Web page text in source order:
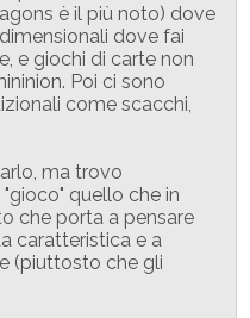
è il più noto) dove
dove fai
e giochi di carte non
Poi ci sono
come scacchi,
ma trovo
quello che in
che porta a pensare
caratteristica e a
(piuttosto che gli